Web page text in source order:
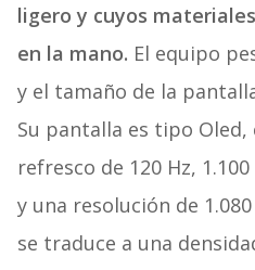
ligero y cuyos
en la mano. El equipo
y el tamaño de la
Su pantalla es tipo Oled,
refresco de 120 Hz,
y una resolución de
se traduce a una